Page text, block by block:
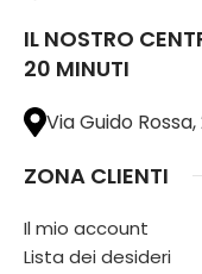
IL NOSTRO
20 MINUTI
Via Guido
ZONA CLIENTI
Il mio account
Lista dei desideri